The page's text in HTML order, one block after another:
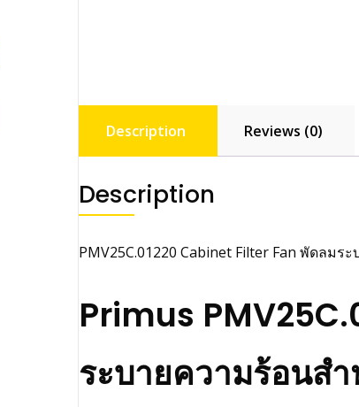
Description Reviews (0)
Description
PMV25C.01220 Cabinet Filter Fan พัดลม
Primus
ระบายความร้อนส